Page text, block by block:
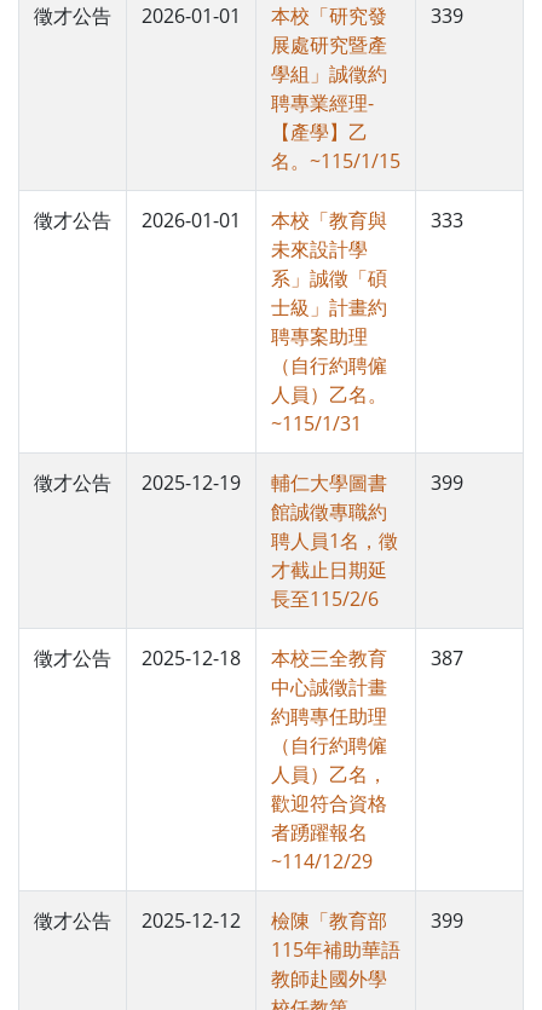
徵才公告 2026-01-01
本校「研究發
展處研究暨產
學組」誠徵約
聘專業經理-
【產學】乙
名。~115/1/15
339
徵才公告 2026-01-01
本校「教育與
未來設計學
系」誠徵「碩
士級」計畫約
聘專案助理
（自行約聘僱
人員）乙名。
~115/1/31
333
徵才公告 2025-12-19
輔仁大學圖書
館誠徵專職約
聘人員1名，徵
才截止日期延
長至115/2/6
399
徵才公告 2025-12-18
本校三全教育
中心誠徵計畫
約聘專任助理
（自行約聘僱
人員）乙名，
歡迎符合資格
者踴躍報名
~114/12/29
387
徵才公告 2025-12-12
檢陳「教育部
115年補助華語
教師赴國外學
399